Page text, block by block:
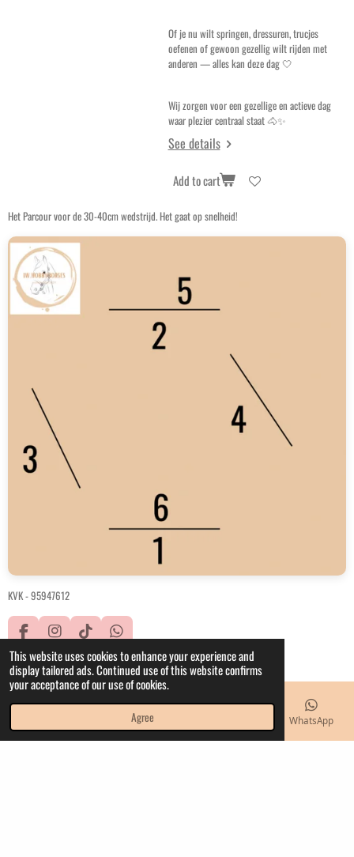
This website uses cookies to enhance your experience and
display tailored ads. Continued use of this website confirms
your acceptance of our use of cookies.
Agree
Of je nu wilt springen, dressuren, trucjes
oefenen of gewoon gezellig wilt rijden met
anderen — alles kan deze dag 🤍
Wij zorgen voor een gezellige en actieve dag
waar plezier centraal staat 🐴✨
See details
Add to cart
Het Parcour voor de 30-40cm wedstrijd. Het gaat op snelheid!
KVK -95947612
F
a
c
e
b
o
k
I
n
s
t
a
g
a
T
k
T
o
k
W
h
a
t
s
A
p
© 2021 - 2023 IW.hobbyhorses
Powered byJouwWeb
WhatsApp